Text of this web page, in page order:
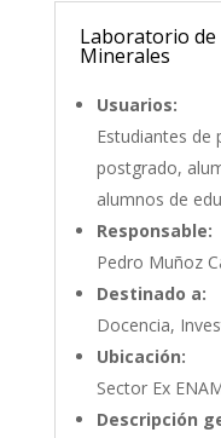
Laboratorio de
Minerales
Usuarios:
Estudiantes de
postgrado,
alumnos de
Responsable:
Pedro Muñoz
Destinado a:
Docencia,
Ubicación:
Sector Ex
Descripción